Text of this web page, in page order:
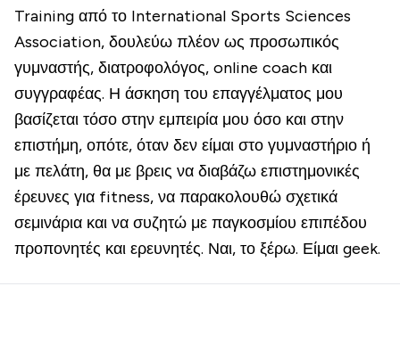
Training από το International Sports Sciences
Association, δουλεύω πλέον ως προσωπικός
γυμναστής, διατροφολόγος, online coach και
συγγραφέας. Η άσκηση του επαγγέλματος μου
βασίζεται τόσο στην εμπειρία μου όσο και στην
επιστήμη, οπότε, όταν δεν είμαι στο γυμναστήριο ή
με πελάτη, θα με βρεις να διαβάζω επιστημονικές
έρευνες για fitness, να παρακολουθώ σχετικά
σεμινάρια και να συζητώ με παγκοσμίου επιπέδου
προπονητές και ερευνητές. Ναι, το ξέρω. Είμαι geek.